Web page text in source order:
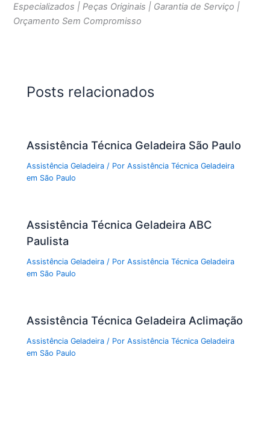
Especializados | Peças Originais | Garantia de Serviço |
Orçamento Sem Compromisso
Posts relacionados
Assistência Técnica Geladeira São Paulo
Assistência Geladeira / PorAssistência Técnica Geladeira
em São Paulo
Assistência Técnica Geladeira ABC
Paulista
Assistência Geladeira / PorAssistência Técnica Geladeira
em São Paulo
Assistência Técnica Geladeira Aclimação
Assistência Geladeira / PorAssistência Técnica Geladeira
em São Paulo